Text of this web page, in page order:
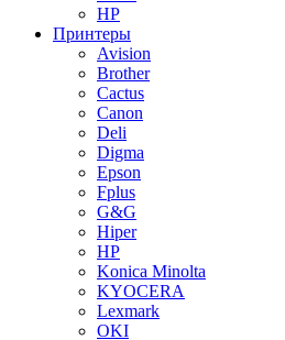
HP
Принтеры
Avision
Brother
Cactus
Canon
Deli
Digma
Epson
Fplus
G&G
Hiper
HP
Konica Minolta
KYOCERA
Lexmark
OKI